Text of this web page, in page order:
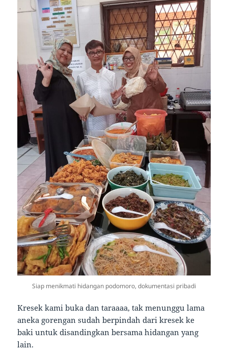
Siap menikmati hidangan podomoro, dokumentasi pribadi
Kresek kami buka dan taraaaa, tak menunggu lama
aneka gorengan sudah berpindah dari kresek ke
baki untuk disandingkan bersama hidangan yang
lain.